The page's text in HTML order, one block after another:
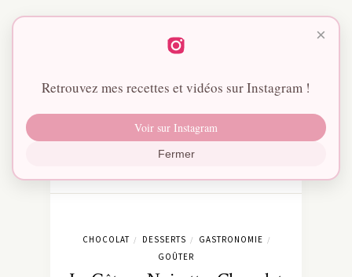
CHOCOLAT / DESSERTS / GASTRONOMIE /
GOÛTER
×
Retrouvez mes recettes et vidéos sur Instagram !
Voir sur Instagram
Fermer